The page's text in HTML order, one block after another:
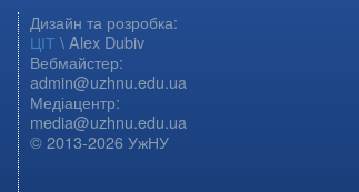
Дизайн та розробка:
ЦІТ \ Alex Dubiv
Вебмайстер:
admin@uzhnu.edu.ua
Медіацентр:
media@uzhnu.edu.ua
© 2013-2026 УжНУ